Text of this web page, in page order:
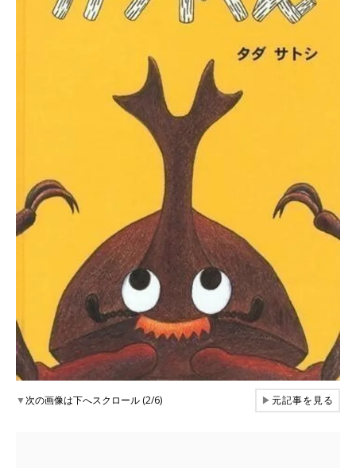
▼次の画像は下へスクロール (2/6) ▶元記事を見る